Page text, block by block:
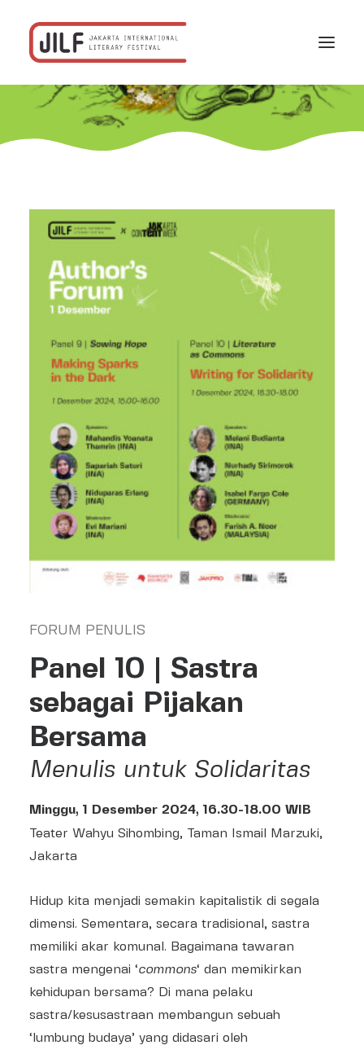
Profil
Rekanan
Search
FORUM PENULIS
Panel 10 | Sastra
sebagai Pijakan
Bersama
Menulis untuk Solidaritas
Minggu, 1 Desember 2024, 16.30-18.00 WIB
Teater Wahyu Sihombing, Taman Ismail Marzuki,
Jakarta
Hidup kita menjadi semakin kapitalistik di segala
dimensi. Sementara, secara tradisional, sastra
memiliki akar komunal. Bagaimana tawaran
sastra mengenai ‘commons‘ dan memikirkan
kehidupan bersama? Di mana pelaku
sastra/kesusastraan membangun sebuah
‘lumbung budaya’ yang didasari oleh